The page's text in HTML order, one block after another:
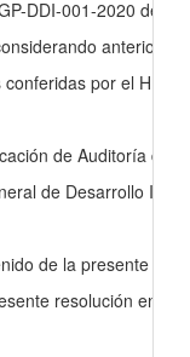
DDI-001-2020 del
anterior,
por el H.
de Auditoría de
de Desarrollo
de la presente
resolución en